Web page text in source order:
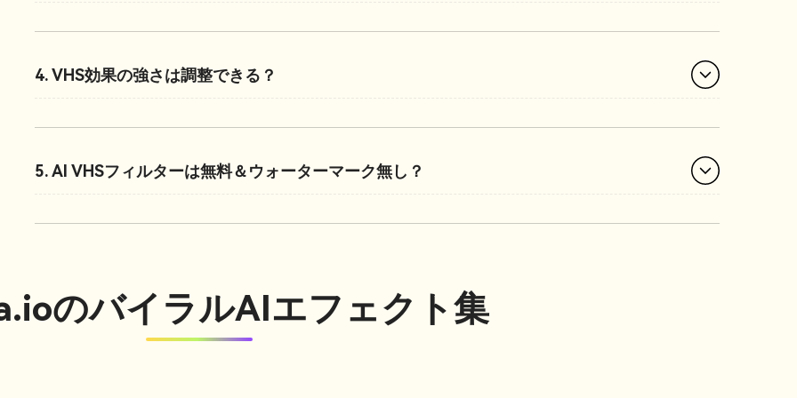
4. VHS効果の強さは調整できる？
5. AI VHSフィルターは無料＆ウォーターマーク無し？
のバイラルAIエフェクト集